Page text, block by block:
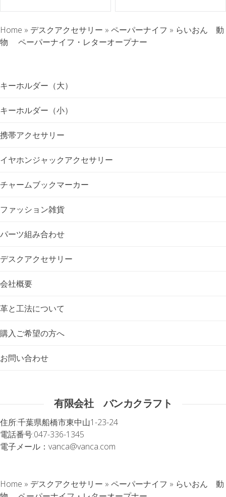
ト
ナ
ゲ
ー
シ
ョ
ン
Home » デスクアクセサリー » ペーパーナイフ » らいおん 動
物 ペーパーナイフ・レターオープナー
キーホルダー（大）
キーホルダー（小）
携帯アクセサリー
イヤホンジャックアクセサリー
チャームブックマーカー
ファッション雑貨
パーツ組み合わせ
デスクアクセサリー
会社概要
革と工法について
購入ご希望の方へ
お問い合わせ
有限会社 バンカクラフト
住所:千葉県船橋市東中山1-23-24
電話番号:047-336-1345
電子メール： vanca@vanca.com
Home » デスクアクセサリー » ペーパーナイフ » らいおん 動